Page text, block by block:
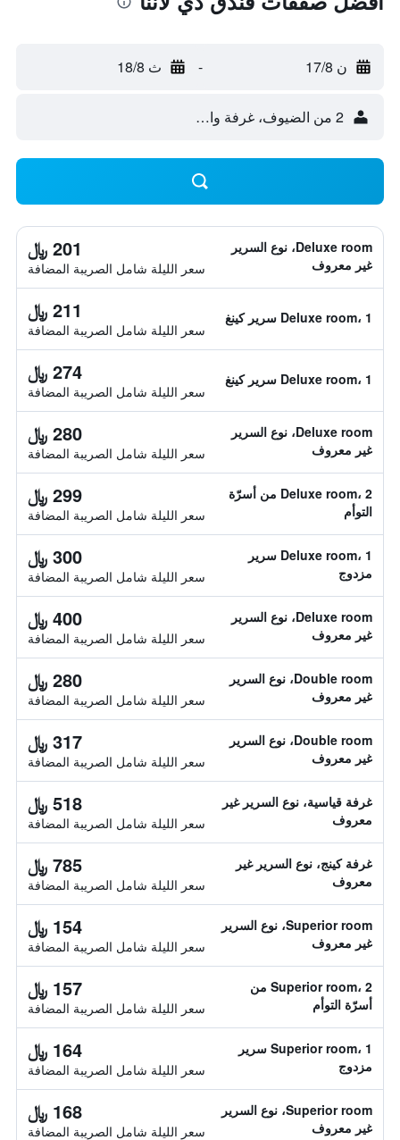
ن 17/8 - ث 18/8
2 من الضيوف، غرفة واحدة
Deluxe room، نوع السرير
غير معروف
201 ﷼
سعر الليلة شامل الصريبة المضافة
Deluxe room، 1 سرير كينغ 211 ﷼
سعر الليلة شامل الصريبة المضافة
Deluxe room، 1 سرير كينغ 274 ﷼
سعر الليلة شامل الصريبة المضافة
Deluxe room، نوع السرير
غير معروف
280 ﷼
سعر الليلة شامل الصريبة المضافة
Deluxe room، 2 من أسرّة
التوأم
299 ﷼
سعر الليلة شامل الصريبة المضافة
Deluxe room، 1 سرير
مزدوج
300 ﷼
سعر الليلة شامل الصريبة المضافة
Deluxe room، نوع السرير
غير معروف
400 ﷼
سعر الليلة شامل الصريبة المضافة
Double room، نوع السرير
غير معروف
280 ﷼
سعر الليلة شامل الصريبة المضافة
Double room، نوع السرير
غير معروف
317 ﷼
سعر الليلة شامل الصريبة المضافة
غرفة قياسية، نوع السرير غير
معروف
518 ﷼
سعر الليلة شامل الصريبة المضافة
غرفة كينج، نوع السرير غير
معروف
785 ﷼
سعر الليلة شامل الصريبة المضافة
Superior room، نوع السرير
غير معروف
154 ﷼
سعر الليلة شامل الصريبة المضافة
Superior room، 2 من
أسرّة التوأم
157 ﷼
سعر الليلة شامل الصريبة المضافة
Superior room، 1 سرير
مزدوج
164 ﷼
سعر الليلة شامل الصريبة المضافة
Superior room، نوع السرير
غير معروف
168 ﷼
سعر الليلة شامل الصريبة المضافة